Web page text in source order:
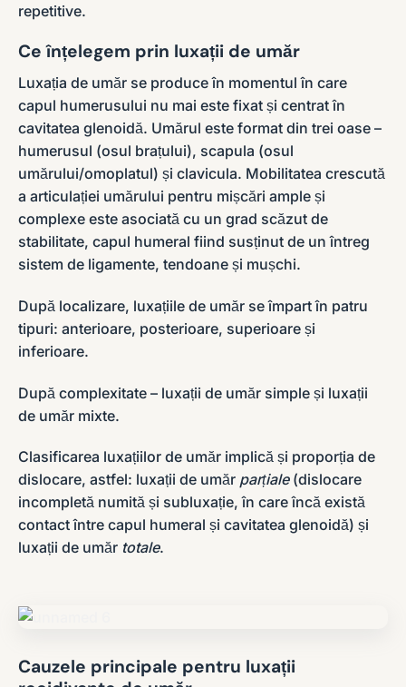
repetitive.
Ce înțelegem prin luxații de umăr
Luxația de umăr se produce în momentul în care
capul humerusului nu mai este fixat și centrat în
cavitatea glenoidă. Umărul este format din trei oase –
humerusul (osul brațului), scapula (osul
umărului/omoplatul) și clavicula. Mobilitatea crescută
a articulației umărului pentru mișcări ample și
complexe este asociată cu un grad scăzut de
stabilitate, capul humeral fiind susținut de un întreg
sistem de ligamente, tendoane și mușchi.
După localizare, luxațiile de umăr se împart în patru
tipuri: anterioare, posterioare, superioare și
inferioare.
După complexitate – luxații de umăr simple și luxații
de umăr mixte.
Clasificarea luxațiilor de umăr implică și proporția de
dislocare, astfel: luxații de umăr parțiale(dislocare
incompletă numită și subluxație, în care încă există
contact între capul humeral și cavitatea glenoidă) și
luxații de umăr totale.
Cauzele principale pentru luxații